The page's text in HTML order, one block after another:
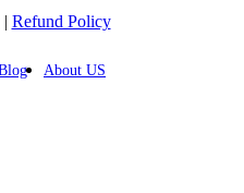
| Refund Policy
About US